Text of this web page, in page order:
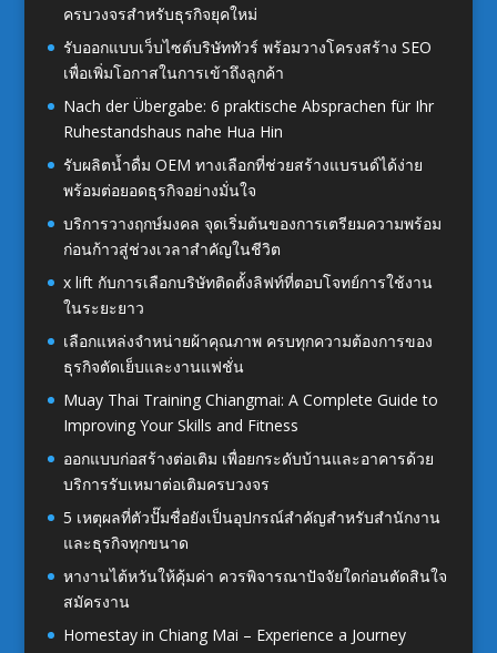
ครบวงจรสำหรับธุรกิจยุคใหม่
รับออกแบบเว็บไซต์บริษัททัวร์ พร้อมวางโครงสร้าง SEO
เพื่อเพิ่มโอกาสในการเข้าถึงลูกค้า
Nach der Übergabe: 6 praktische Absprachen für Ihr
Ruhestandshaus nahe Hua Hin
รับผลิตน้ำดื่ม OEM ทางเลือกที่ช่วยสร้างแบรนด์ได้ง่าย
พร้อมต่อยอดธุรกิจอย่างมั่นใจ
บริการวางฤกษ์มงคล จุดเริ่มต้นของการเตรียมความพร้อม
ก่อนก้าวสู่ช่วงเวลาสำคัญในชีวิต
x lift กับการเลือกบริษัทติดตั้งลิฟท์ที่ตอบโจทย์การใช้งาน
ในระยะยาว
เลือกแหล่งจำหน่ายผ้าคุณภาพ ครบทุกความต้องการของ
ธุรกิจตัดเย็บและงานแฟชั่น
Muay Thai Training Chiangmai: A Complete Guide to
Improving Your Skills and Fitness
ออกแบบก่อสร้างต่อเติม เพื่อยกระดับบ้านและอาคารด้วย
บริการรับเหมาต่อเติมครบวงจร
5 เหตุผลที่ตัวปั๊มชื่อยังเป็นอุปกรณ์สำคัญสำหรับสำนักงาน
และธุรกิจทุกขนาด
หางานไต้หวันให้คุ้มค่า ควรพิจารณาปัจจัยใดก่อนตัดสินใจ
สมัครงาน
Homestay in Chiang Mai – Experience a Journey